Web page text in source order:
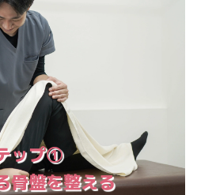
ップ①
骨盤を整える